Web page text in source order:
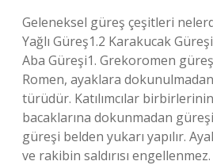
Geleneksel güreş çeşitleri
Yağlı Güreş1.2 Karakucak
Aba Güreşi1. Grekoromen
Romen, ayaklara
türüdür. Katılımcılar
bacaklarına dokunmadan
güreşi belden yukarı yapılır.
ve rakibin saldırısı